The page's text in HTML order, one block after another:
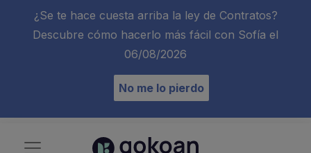
¿Se te hace cuesta arriba la ley de Contratos?
Descubre cómo hacerlo más fácil con Sofía el
06/08/2026
No me lo pierdo